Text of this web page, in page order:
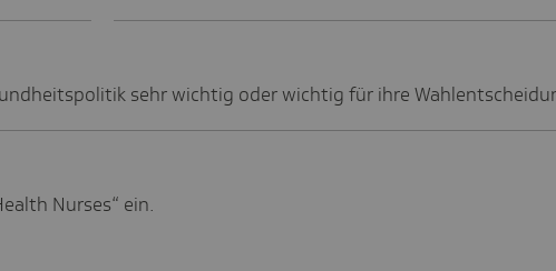
sehr wichtig oder wichtig für ihre
Nurses“ ein.